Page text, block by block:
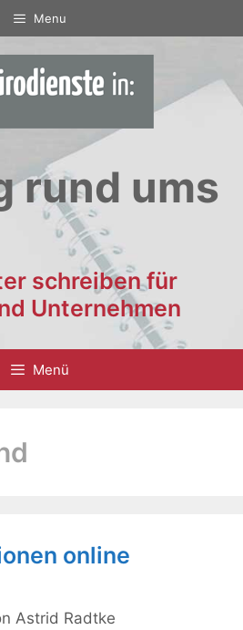
Menu
rund ums
schreiben für
Unternehmen
Menü
online
Astrid Radtke